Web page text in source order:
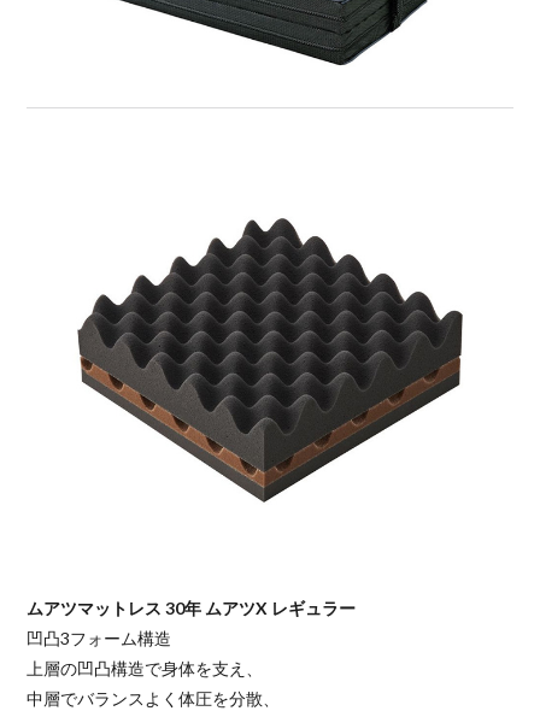
ムアツマットレス 30年 ムアツX レギュラー
凹凸3フォーム構造
上層の凹凸構造で身体を支え、
中層でバランスよく体圧を分散、